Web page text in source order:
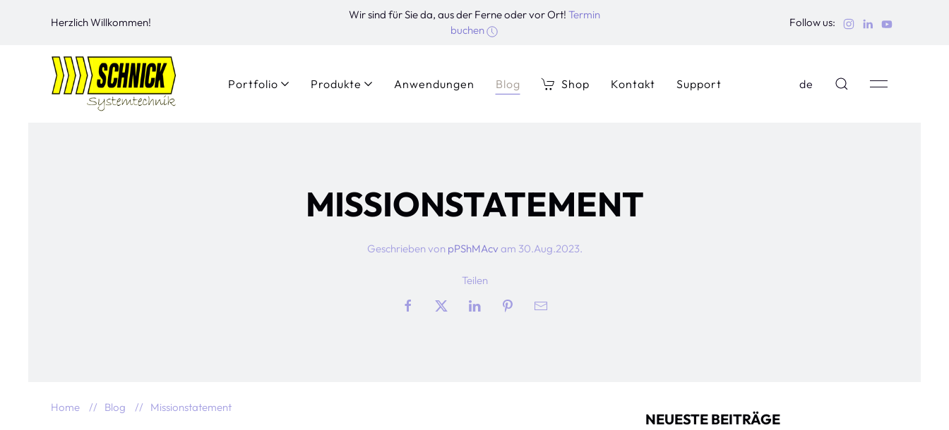
Herzlich Willkommen!
Wir sind für Sie da, aus der Ferne oder vor Ort! Termin
buchen
Follow us:
Portfolio Produkte Anwendungen Blog Shop Kontakt Support de
MISSIONSTATEMENT
Geschrieben von pPShMAcv am 30.Aug.2023.
Teilen
Home Blog Missionstatement
NEUESTE BEITRÄGE